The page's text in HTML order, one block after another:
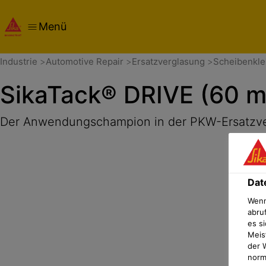
Menü
Industrie Automotive Repair Ersatzverglasung
SikaTack® DRIVE (60
Der Anwendungschampion in der PKW-
es
der
ÜbersichtProduktdetailsAnwendungDokumente